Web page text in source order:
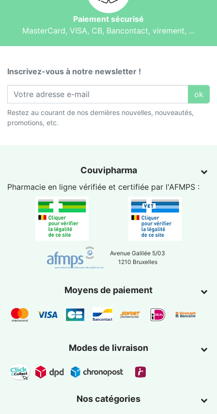
Paiement sécurisé
MasterCard, VISA, CB, Bancontact, virement, ...
Inscrivez-vous à notre newsletter !
ok
Restez au courant de nos dernières nouvelles, nouveautés,
promotions, etc.
Couvipharma
Pharmacie en ligne vérifiée et certifiée par l'AFMPS :
Avenue Galilée 5/03
1210 Bruxelles
Moyens de paiement
Modes de livraison
Nos catégories